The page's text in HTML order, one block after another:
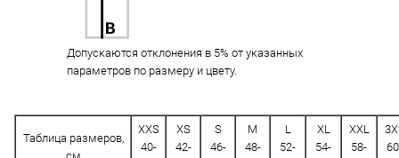
Допускаются отклонения в 5% от указанных
параметров по размеру и цвету.
Таблица размеров,
см
XXS
40-
XS
42-
S
46-
M
48-
L
52-
XL
54-
XXL
58-